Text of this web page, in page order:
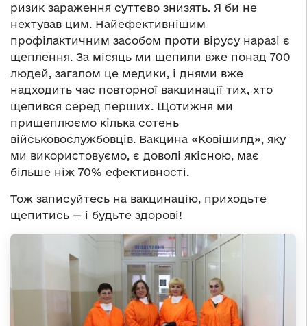
ризик зараження суттєво знизять. Я би не
нехтував цим. Найефективнішим
профілактичним засобом проти вірусу наразі є
щеплення. За місяць ми щепили вже понад 700
людей, загалом це медики, і днями вже
надходить час повторної вакцинації тих, хто
щепився серед перших. Щотижня ми
прищеплюємо кілька сотень
військовослужбовців. Вакцина «Ковішилд», яку
ми використовуємо, є доволі якісною, має
більше ніж 70% ефективності.
Тож записуйтесь на вакцинацію, приходьте
щепитись — і будьте здорові!